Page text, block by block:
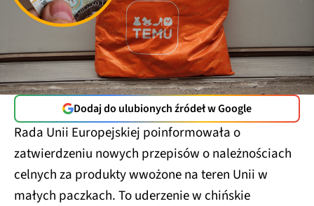
Dodaj do ulubionych źródeł w Google
Rada Unii Europejskiej poinformowała o
zatwierdzeniu nowych przepisów o należnościach
celnych za produkty wwożone na teren Unii w
małych paczkach. To uderzenie w chińskie